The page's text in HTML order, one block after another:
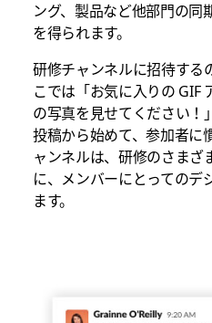
ング、製品など他部門の同
を得られます。
研修チャンネルに招待する
こでは「お気に入りの GIF
の写真を見せてください！
投稿から始めて、参加者に
ャンネルは、研修のさまざ
に、メンバーにとってのデ
ます。